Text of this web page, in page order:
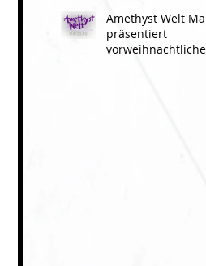
Amethyst Welt
präsentiert
vorweihnachtliche